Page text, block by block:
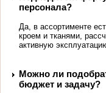
персонала?
Да, в ассортименте
кроем и тканями,
активную
Можно ли
бюджет и задачу?